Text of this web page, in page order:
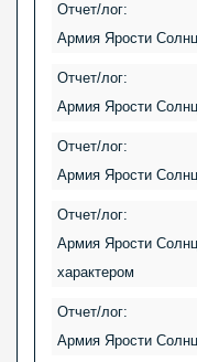
Отчет/лог:
Армия Ярости
Отчет/лог:
Армия Ярости
Отчет/лог:
Армия Ярости
Отчет/лог:
Армия Ярости
характером
Отчет/лог:
Армия Ярости